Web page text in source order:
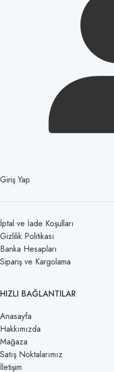
Giriş Yap
İptal ve İade Koşulları
Gizlilik Politikası
Banka Hesapları
Sipariş ve Kargolama
HIZLI BAĞLANTILAR
Anasayfa
Hakkımızda
Mağaza
Satış Noktalarımız
İletişim